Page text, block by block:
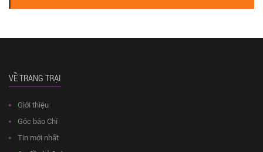
VỀ TRANG TRẠI
Giới thiệu
Góc báo Chí
Tin mới nhất